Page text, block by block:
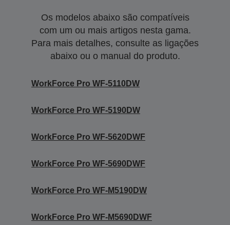
Os modelos abaixo são compatíveis
com um ou mais artigos nesta gama.
Para mais detalhes, consulte as ligações
abaixo ou o manual do produto.
WorkForce Pro WF-5110DW
WorkForce Pro WF-5190DW
WorkForce Pro WF-5620DWF
WorkForce Pro WF-5690DWF
WorkForce Pro WF-M5190DW
WorkForce Pro WF-M5690DWF